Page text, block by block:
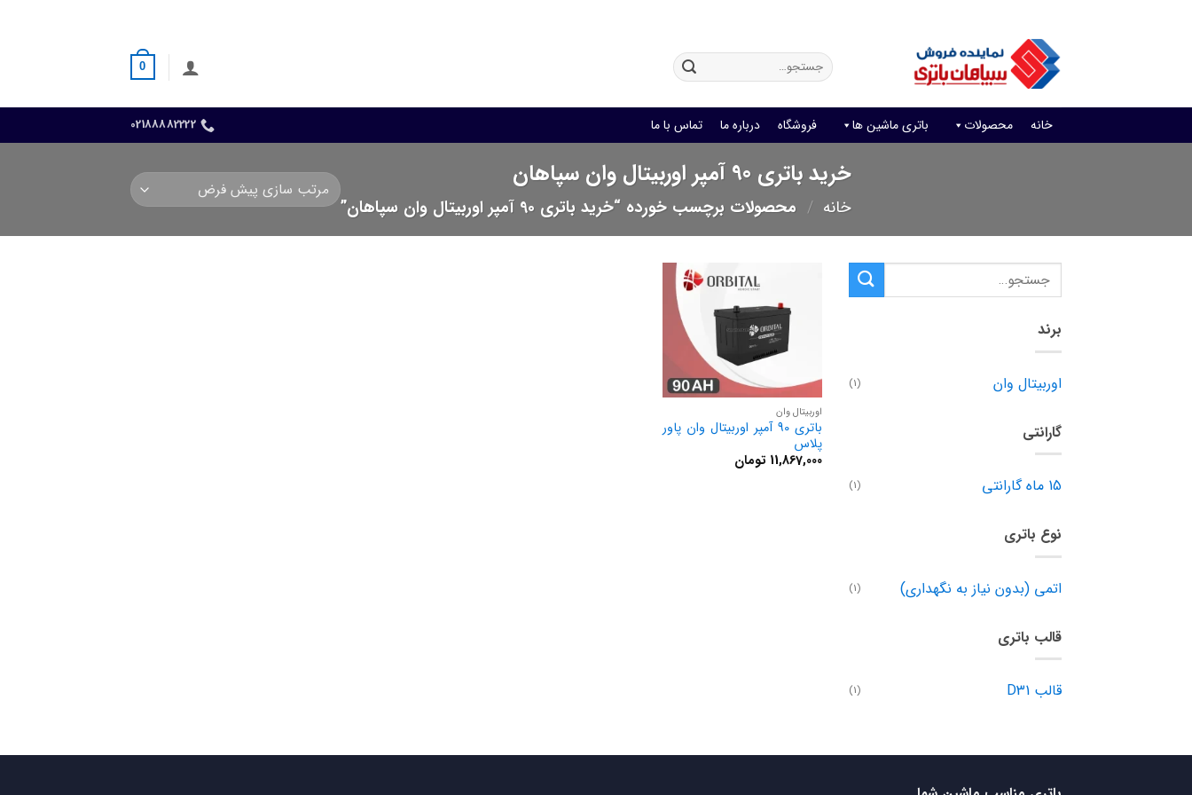
جستجو
برای:
0
خانه محصولات باتری ماشین ها فروشگاه درباره ما تماس با ما 02188882222
خرید باتری 90 آمپر اوربیتال وان سپاهان
خانه / محصولات برچسب خورده “خرید باتری 90 آمپر اوربیتال وان سپاهان”
برند
اوربیتال وان (1)
گارانتی
15 ماه گارانتی (1)
نوع باتری
اتمی (بدون نیاز به نگهداری) (1)
قالب باتری
قالب D31 (1)
اوربیتال وان
باتری 90 آمپر اوربیتال وان پاور
پلاس
11,867,000 تومان